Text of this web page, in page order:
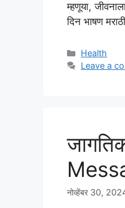
म्हणूया,
दिन भाषण
Categories
Health
Leave a
नोव्हेंबर 30,